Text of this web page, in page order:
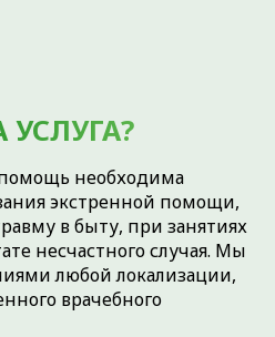
необходима
экстренной помощи,
в быту, при занятиях
несчастного случая. Мы
любой локализации,
врачебного